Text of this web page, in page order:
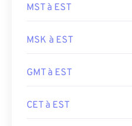
MST à EST
MSK à EST
GMT à EST
CET à EST